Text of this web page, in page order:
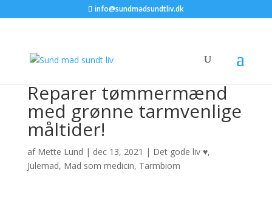
info@sundmadsundtliv.dk
Reparer tømmermænd
med grønne tarmvenlige
måltider!
af Mette Lund | dec 13, 2021 | Det gode liv ♥,
Julemad, Mad som medicin, Tarmbiom